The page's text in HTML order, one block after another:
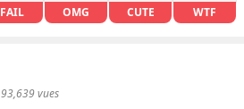
FAIL OMG CUTE WTF
93,639 vues